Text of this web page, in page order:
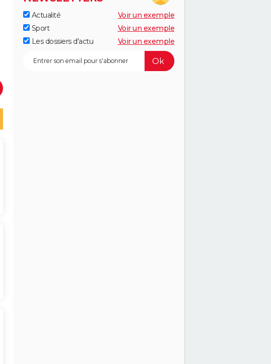
Actualité
Voir un exemple
Sport
Voir un exemple
Les dossiers d'actu
Voir un exemple